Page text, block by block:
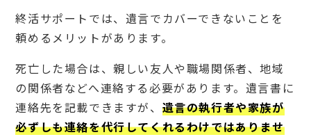
終活サポートでは、遺言でカバーできないことを
頼めるメリットがあります。
死亡した場合は、親しい友人や職場関係者、地域
の関係者などへ連絡する必要があります。遺言書に
連絡先を記載できますが、 遺言の執行者や家族が
必ずしも連絡を代行してくれるわけではありませ